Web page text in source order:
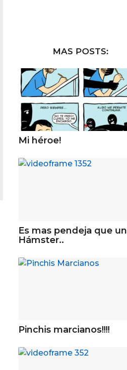
MAS POSTS:
Mi héroe!
Es mas pendeja que un
Hámster..
Pinchis marcianos!!!!